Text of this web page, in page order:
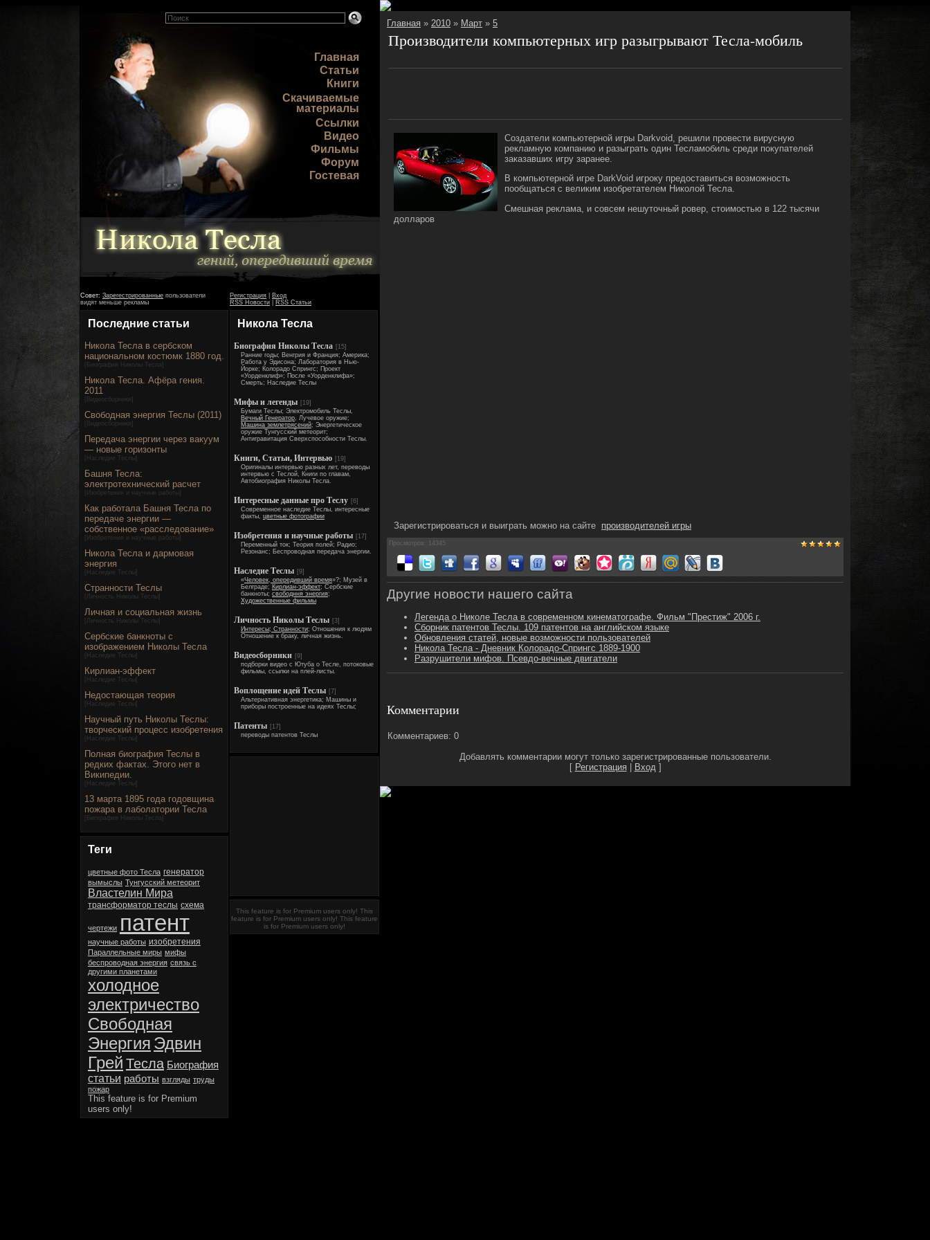
Главная
Статьи
Книги
Скачиваемые
материалы
Ссылки
Видео
Фильмы
Форум
Гостевая
Совет: Зарегестрированные пользователи
видят меньше рекламы
Регистрация
Вход
RSS Новости
RSS Статьи
Последние статьи
Никола Тесла в сербском
национальном костюмк 1880 год.
Биография Николы Тесла
Никола Тесла. Афёра гения.
2011
Видеосборники
Свободная энергия Теслы (2011)
Видеосборники
Передача энергии через вакуум
— новые горизонты
Наследие Теслы
Башня Тесла:
электротехнический расчет
Изобретения и научные работы
Как работала Башня Тесла по
передаче энергии —
собственное «расследование»
Изобретения и научные работы
Никола Тесла и дармовая
энергия
Наследие Теслы
Странности Теслы
Личность Николы Теслы
Личная и социальная жизнь
Личность Николы Теслы
Сербские банкноты с
изображением Николы Тесла
Наследие Теслы
Кирлиан-эффект
Наследие Теслы
Недостающая теория
Наследие Теслы
Научный путь Николы Теслы:
творческий процесс изобретения
Наследие Теслы
Полная биография Теслы в
редких фактах. Этого нет в
Википедии.
Наследие Теслы
13 марта 1895 года годовщина
пожара в лаболатории Тесла
Биография Николы Тесла
Теги
цветные фото Тесла генератор
вымыслы Тунгусский метеорит
Властелин Мира
трансформатор теслы схема
чертежи патент
научные работы изобретения
Параллельные миры мифы
беспроводная энергия связь с
другими планетами
холодное
электричество
Свободная
Энергия Эдвин
Грей Тесла Биография
статьи работы взгляды труды
пожар
This feature is for Premium
users only!
Никола Тесла
Биография Николы Тесла [15]
Ранние годы; Венгрия и Франция; Америка;
Работа у Эдисона; Лаборатория в Нью-
Йорке; Колорадо Спрингс; Проект
«Уорденклиф»; После «Уорденклифа»;
Смерть; Наследие Теслы
Мифы и легенды [19]
Бумаги Теслы; Электромобиль Теслы,
Вечный Генератор, Лучевое оружие;
Машина землетрясений; Энергетическое
оружие Тунгусский метеорит;
Антигравитация Сверхспособности Теслы.
Книги, Статьи, Интервью [19]
Оригиналы интервью разных лет, переводы
интервью с Теслой, Книги по главам,
Автобиография Николы Тесла.
Интересные данные про Теслу [6]
Современное наследие Теслы, интересные
факты, цветные фотографии
Изобретения и научные работы [17]
Переменный ток; Теория полей; Радио;
Резонанс; Беспроводная передача энергии.
Наследие Теслы [9]
«Человек, опередивший время»?; Музей в
Белграде; Кирлиан-эффект; Сербские
банкноты; свободння энергия;
Художественные фильмы
Личность Николы Теслы [3]
Интересы; Странности; Отношения к людям
Отношение к браку, личная жизнь.
Видеосборники [9]
подборки видео с Ютуба о Тесле, потоковые
фильмы, ссылки на плей-листы.
Воплощение идей Теслы [7]
Альтернативная энергетика; Машины и
приборы построенные на идеях Теслы;
Патенты [17]
переводы патентов Теслы
This feature is for Premium users only! This
feature is for Premium users only! This feature
is for Premium users only!
Главная » 2010 » Март » 5
Производители компьютерных игр разыгрывают Тесла-мобиль
Создатели компьютерной игры Darkvoid, решили провести вирусную
рекламную компанию и разыграть один Тесламобиль среди покупателей
заказавших игру заранее.
В компьютерной игре DarkVoid игроку предоставиться возможность
пообщаться с великим изобретателем Николой Тесла.
Смешная реклама, и совсем нешуточный ровер, стоимостью в 122 тысячи
долларов
Зарегистрироваться и выиграть можно на сайте производителей игры
Просмотров: 14345
Другие новости нашего сайта
Легенда о Николе Тесла в современном кинематографе. Фильм "Престиж" 2006 г.
Сборник патентов Теслы. 109 патентов на английском языке
Обновления статей, новые возможности пользователей
Никола Тесла - Дневник Колорадо-Спрингс 1889-1900
Разрушители мифов. Псевдо-вечные двигатели
Комментарии
Комментариев: 0
Добавлять комментарии могут только зарегистрированные пользователи.
[ Регистрация | Вход ]